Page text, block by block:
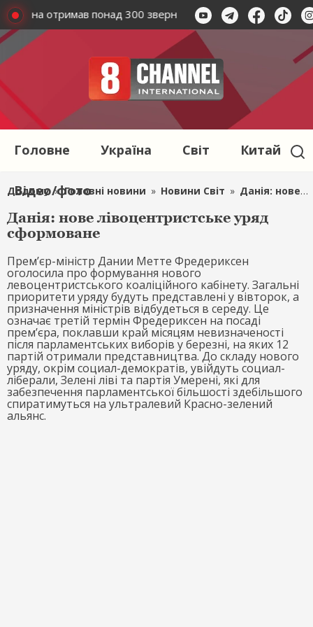
отримав понад 300 звернень від іноземних
Головне Україна Світ Китай
Відео/фото
Додому » Головні новини » Новини Світ » Данія: нове лівоцентристське уряд сформоване
Данія: нове лівоцентристське уряд
сформоване
Прем’єр-міністр Дании Метте Фредериксен
оголосила про формування нового
левоцентристського коаліційного кабінету. Загальні
приоритети уряду будуть представлені у вівторок, а
призначення міністрів відбудеться в середу. Це
означає третій термін Фредериксен на посаді
прем’єра, поклавши край місяцям невизначеності
після парламентських виборів у березні, на яких 12
партій отримали представництва. До складу нового
уряду, окрім социал-демократів, увійдуть социал-
ліберали, Зелені ліві та партія Умерені, які для
забезпечення парламентської більшості здебільшого
спиратимуться на ультралевий Красно-зелений
альянс.